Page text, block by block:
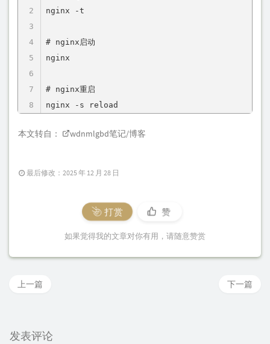
add_header X-XSS-Protection "1;
add_header Referrer-Policy "strict-origin"
add_header Strict-Transport-Security
    # 主请求代理配置
    location / {
        proxy_http_version 1.1;
#proxy_set_header Host $proxy_host;
proxy_set_header X-Forwarded-Proto
proxy_set_header Upgrade
    }
nginx -t
# nginx启动
nginx
# nginx重启
nginx -s reload
本文转自： wdnmlgbd笔记/博客
最后修改：2025 年 12 月 28 日
打赏 赞
如果觉得我的文章对你有用，请随意赞赏
下一篇
上一篇
发表评论